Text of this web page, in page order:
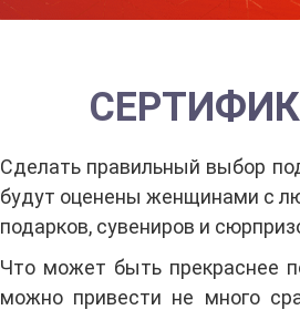
Сделать правильный выбор
будут оценены женщинами с
подарков, сувениров и
Что может быть прекраснее
можно привести не много